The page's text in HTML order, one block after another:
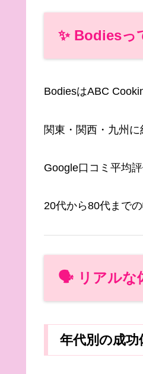
✨ Bodiesっ
BodiesはABC
関東・関西・九州
Google口コミ平均
20代から80代まで
🗣️ リアルな
年代別の成功